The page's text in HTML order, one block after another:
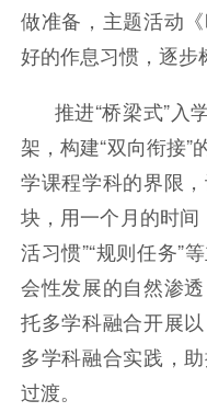
做准备，主题活动
好的作息习惯，逐步
推进“桥梁式”入
架，构建“双向衔接”
学课程学科的界限
块，用一个月的时间
活习惯”“规则任务”
会性发展的自然渗
托多学科融合开展
多学科融合实践，
过渡。